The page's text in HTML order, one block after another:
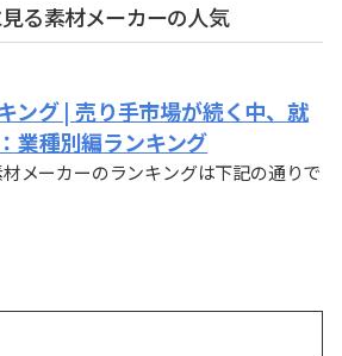
る素材メーカーの人気
ング | 売り手市場が続く中、就
業種別編ランキング
メーカーのランキングは下記の通りで